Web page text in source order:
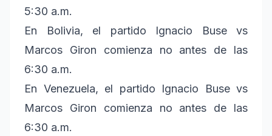
5:30 a.m.
En Bolivia, el partido Ignacio Buse vs
Marcos Giron comienza no antes de las
6:30 a.m.
En Venezuela, el partido Ignacio Buse vs
Marcos Giron comienza no antes de las
6:30 a.m.